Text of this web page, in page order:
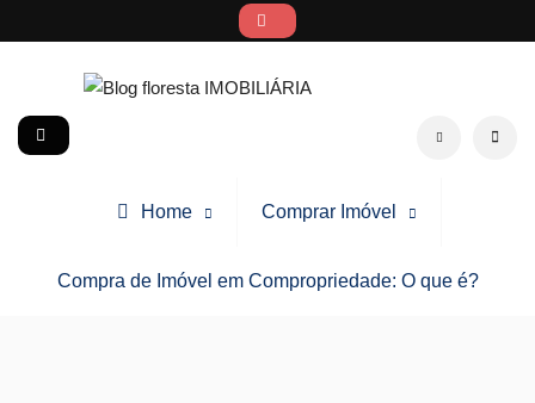
to
Blog floresta IMOBILIÁRIA Search social
Home Comprar Imóvel
Compra de Imóvel em Compropriedade: O que é?